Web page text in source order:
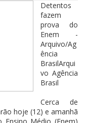
Detentos
fazem
prova do
Enem -
Arquivo/Ag
ência
BrasilArqui
vo Agência
Brasil
Cerca de
hoje (12) e amanhã